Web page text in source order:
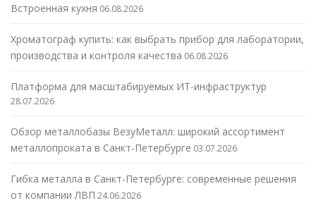
Встроенная кухня 06.08.2026
Хроматограф купить: как выбрать прибор для лаборатории,
производства и контроля качества 06.08.2026
Платформа для масштабируемых ИТ-инфраструктур
28.07.2026
Обзор металлобазы ВезуМеталл: широкий ассортимент
металлопроката в Санкт-Петербурге 03.07.2026
Гибка металла в Санкт-Петербурге: современные решения
от компании ЛВП 24.06.2026